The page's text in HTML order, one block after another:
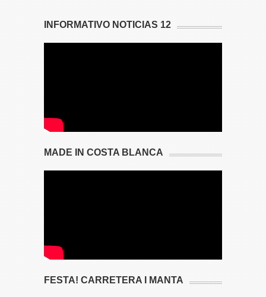
INFORMATIVO NOTICIAS 12
MADE IN COSTA BLANCA
FESTA! CARRETERA I MANTA